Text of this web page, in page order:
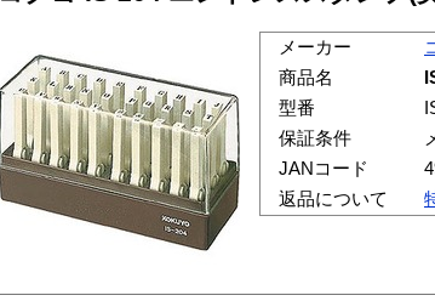
メーカー
商品名
型番
保証条件
JANコード
返品について